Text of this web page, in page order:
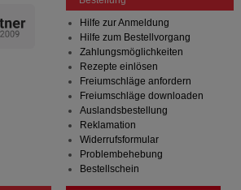
Hilfe zur Anmeldung
Hilfe zum Bestellvorgang
Zahlungsmöglichkeiten
Rezepte einlösen
Freiumschläge anfordern
Freiumschläge downloaden
Auslandsbestellung
Reklamation
Widerrufsformular
Problembehebung
Bestellschein